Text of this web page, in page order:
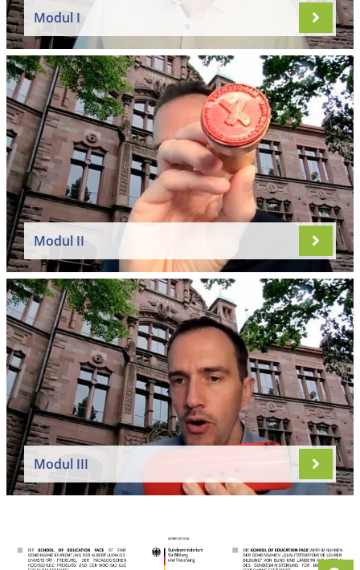
Modul I
Modul II
Modul III